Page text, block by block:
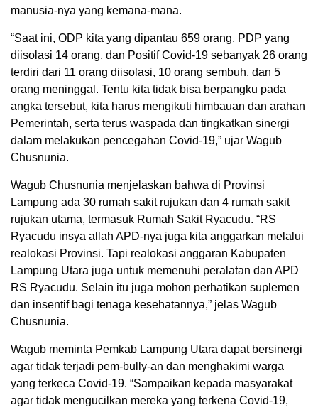
manusia-nya yang kemana-mana.
“Saat ini, ODP kita yang dipantau 659 orang, PDP yang
diisolasi 14 orang, dan Positif Covid-19 sebanyak 26 orang
terdiri dari 11 orang diisolasi, 10 orang sembuh, dan 5
orang meninggal. Tentu kita tidak bisa berpangku pada
angka tersebut, kita harus mengikuti himbauan dan arahan
Pemerintah, serta terus waspada dan tingkatkan sinergi
dalam melakukan pencegahan Covid-19,” ujar Wagub
Chusnunia.
Wagub Chusnunia menjelaskan bahwa di Provinsi
Lampung ada 30 rumah sakit rujukan dan 4 rumah sakit
rujukan utama, termasuk Rumah Sakit Ryacudu. “RS
Ryacudu insya allah APD-nya juga kita anggarkan melalui
realokasi Provinsi. Tapi realokasi anggaran Kabupaten
Lampung Utara juga untuk memenuhi peralatan dan APD
RS Ryacudu. Selain itu juga mohon perhatikan suplemen
dan insentif bagi tenaga kesehatannya,” jelas Wagub
Chusnunia.
Wagub meminta Pemkab Lampung Utara dapat bersinergi
agar tidak terjadi pem-bully-an dan menghakimi warga
yang terkeca Covid-19. “Sampaikan kepada masyarakat
agar tidak mengucilkan mereka yang terkena Covid-19,